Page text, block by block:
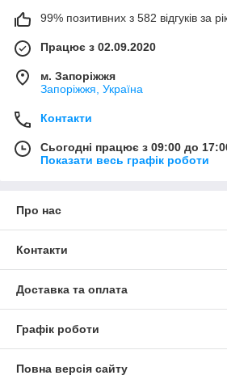
99% позитивних з 582 відгуків за
Працює з 02.09.2020
м. Запоріжжя
Запоріжжя, Україна
Контакти
Сьогодні працює з 09:00 до
Показати весь графік роботи
Про нас
Контакти
Доставка та оплата
Графік роботи
Повна версія сайту